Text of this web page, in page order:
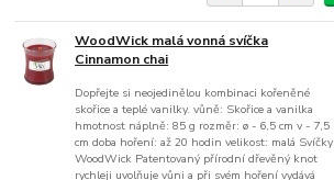
WoodWick malá vonná svíčka
Cinnamon chai
Dopřejte si neojedinělou kombinaci kořeněné
skořice a teplé vanilky. vůně: Skořice a vanilka
hmotnost náplně: 85 g rozměr: ø - 6,5 cm v - 7,5
cm doba hoření: až 20 hodin velikost: malá Svíčky
WoodWick Patentovaný přírodní dřevěný knot
rychleji uvolňuje vůni a při svém hoření vydává